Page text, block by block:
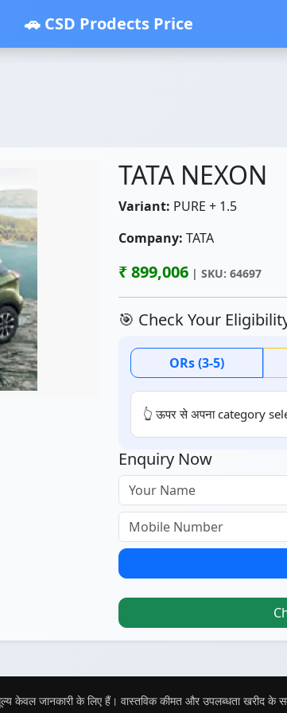
🚗 CSD Prodects Price
TATA NEXON
Variant: PURE + 1.5
Company: TATA
₹ 899,006 | SKU: 64697
🎯 Check Your
ORs (3-5)
👆 ऊपर से अपना category
Enquiry Now
केवल जानकारी के लिए हैं। वास्तविक कीमत और उपलब्धता खरीद के